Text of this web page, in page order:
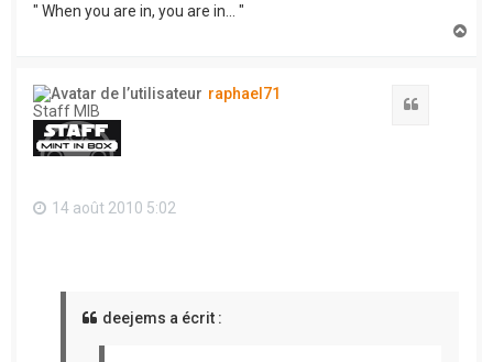
" When you are in, you are in... "
raphael71
Staff MIB
14 août 2010 5:02
deejems a écrit :